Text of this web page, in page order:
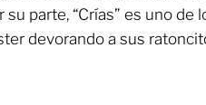
parte, “Crías” es uno de
devorando a sus